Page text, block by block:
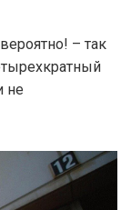
– так
не